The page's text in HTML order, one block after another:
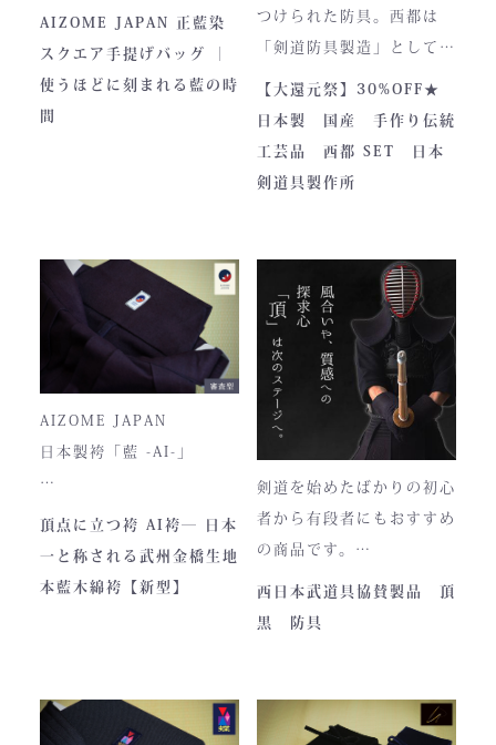
求した姿。そこに宿るの
は、全日本武道具が誇
る“実用美”と魂の職人技で
す。
さらに、熊本の熟練職人に
とってもお洒落な和柄の手
提げバッグです。
内側には2つのポケットが
ついております。
ハンドルの高さ：22cm
■仕様
ファスナー部分にはYKK製
を使用しております。
入荷時期やロットにより、
ファスナーのデザイン・仕
様が一部異なる場合がござ
本商品は本藍染を使用して
います。
AIZOME JAPAN 正藍染
スクエア手提げバッグ ｜
使うほどに刻まれる藍の時
間
つけられた防具。西都は
「剣道防具製造」として町
のPRやふるさと納税のた
めに作られました。しかし
全国の販売店様の強い意向
で卸販売を開始すると瞬く
トが町のPRとふるさと納
税ということもあり、高品
質低価格をできるだけ再現
しております。特に籠手は
使いやすいと評判です。
【大還元祭】30%OFF★
日本製 国産 手作り伝統
工芸品 西都 SET 日本
剣道具製作所
AIZOME JAPAN
日本製袴「藍 -AI-」
日本国内でも袴を手がける
職人が数えるほどしかいな
頂点に立つ袴 AI袴― 日本
一と称される武州金橋生地
本藍木綿袴【新型】
剣道を始めたばかりの初心
者から有段者にもおすすめ
の商品です。
【商品内容】
・頂黒セット
西日本武道具協賛製品 頂
黒 防具